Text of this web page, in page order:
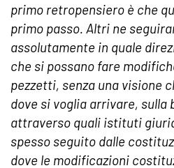
primo retropensiero è che
primo passo. Altri ne
assolutamente in quale
che si possano fare
pezzetti, senza una visione
dove si voglia arrivare, sulla
attraverso quali istituti
spesso seguito dalle
dove le modificazioni